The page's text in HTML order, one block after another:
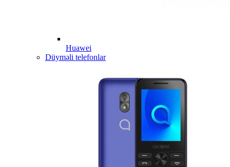
Huawei
Düyməli telefonlar